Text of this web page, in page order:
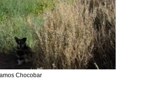
Chocobar